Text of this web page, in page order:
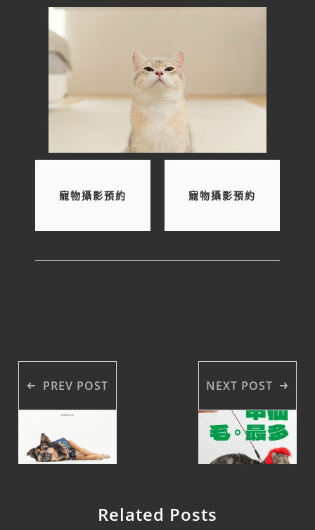
寵物攝影預約 寵物攝影預約
PREV POST NEXT POST
Related Posts